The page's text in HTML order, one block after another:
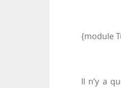
{module
Il n’y a